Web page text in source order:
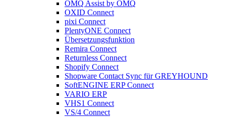
OMQ Assist by OMQ
OXID Connect
pixi Connect
PlentyONE Connect
Übersetzungsfunktion
Remira Connect
Returnless Connect
Shopify Connect
Shopware Contact Sync für GREYHOUND
SoftENGINE ERP Connect
VARIO ERP
VHS1 Connect
VS/4 Connect